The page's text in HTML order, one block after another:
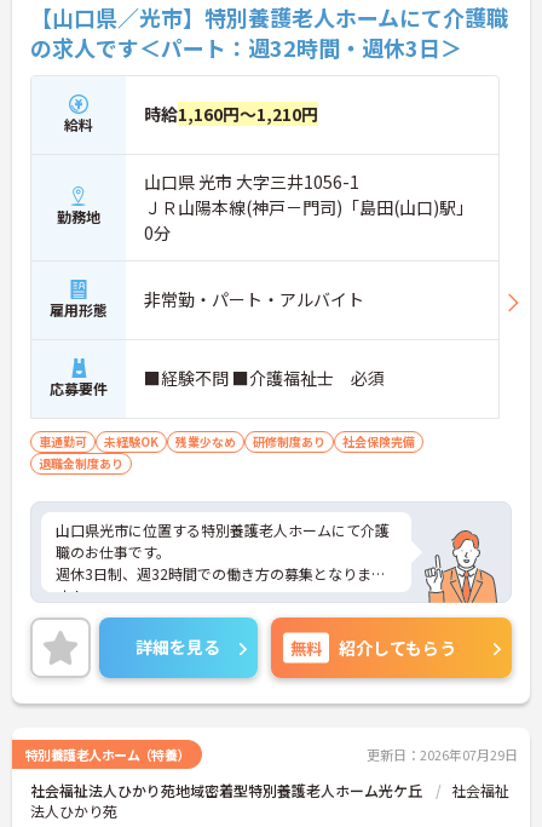
【山口県／光市】特別養護老人ホームにて介護職
の求人です＜パート：週32時間・週休3日＞
給料 時給1,160円～1,210円
勤務地
山口県 光市 大字三井1056-1
ＪＲ山陽本線(神戸－門司)「島田(山口)駅」
0分
雇用形態 非常勤・パート・アルバイト
応募要件 ■経験不問 ■介護福祉士 必須
車通勤可 未経験OK 残業少なめ 研修制度あり
社会保険完備
退職金制度あり
山口県光市に位置する特別養護老人ホームにて介護
職のお仕事です。
週休3日制、週32時間での働き方の募集となりま
す！
ご興味のある方には、面接対策ポイントなどさらに
詳細をお話いたしますので、お気軽にご相談くださ
い。
詳細を見る 無料 紹介してもらう
特別養護老人ホーム（特養） 更新日：2026年07月29日
社会福祉法人ひかり苑地域密着型特別養護老人ホーム光ケ丘
社会福祉
法人ひかり苑